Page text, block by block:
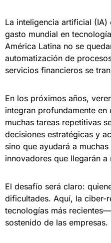
La inteligencia artificial
gasto mundial en
América Latina no se
automatización de
servicios financieros se
En los próximos años,
integran profundamente
muchas tareas repetitivas
decisiones estratégicas y
sino que ayudará a
innovadores que llegarán a
El desafío será claro:
dificultades. Aquí, la ciber-
tecnologías más
sostenido de las empresas.